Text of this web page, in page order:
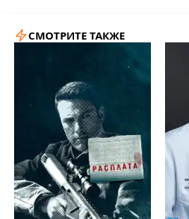
СМОТРИТЕ ТАКЖЕ